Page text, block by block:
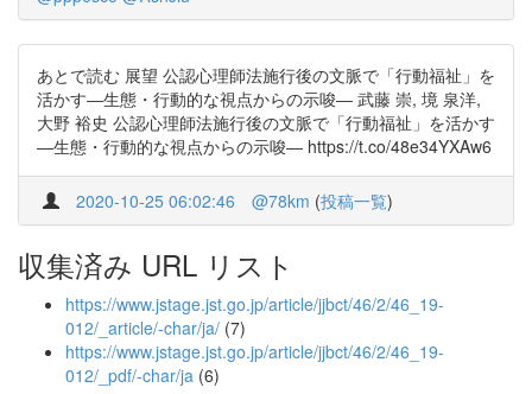
あとで読む 展望 公認心理師法施行後の文脈で「行動福祉」を
活かす―生態・行動的な視点からの示唆― 武藤 崇, 境 泉洋,
大野 裕史 公認心理師法施行後の文脈で「行動福祉」を活かす
―生態・行動的な視点からの示唆― https://t.co/48e34YXAw6
2020-10-25 06:02:46 @78km (投稿一覧)
収集済み URL リスト
https://www.jstage.jst.go.jp/article/jjbct/46/2/46_19-
012/_article/-char/ja/ (7)
https://www.jstage.jst.go.jp/article/jjbct/46/2/46_19-
012/_pdf/-char/ja (6)